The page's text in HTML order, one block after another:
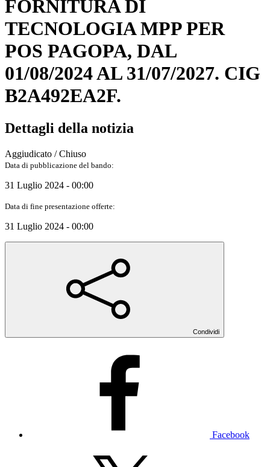
FORNITURA DI
TECNOLOGIA MPP PER
POS PAGOPA, DAL
01/08/2024 AL 31/07/2027. CIG
B2A492EA2F.
Dettagli della notizia
Aggiudicato / Chiuso
Data di pubblicazione del bando:
31 Luglio 2024 - 00:00
Data di fine presentazione offerte:
31 Luglio 2024 - 00:00
Condividi
Facebook